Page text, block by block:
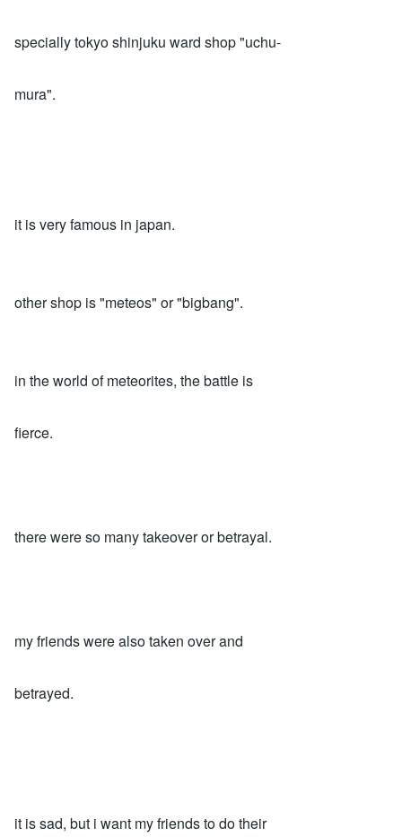
specially tokyo shinjuku ward shop "uchu-
mura".
it is very famous in japan.
other shop is "meteos" or "bigbang".
in the world of meteorites, the battle is
fierce.
there were so many takeover or betrayal.
my friends were also taken over and
betrayed.
it is sad, but i want my friends to do their